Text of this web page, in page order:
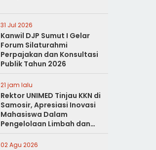
31 Jul 2026
Kanwil DJP Sumut I Gelar
Forum Silaturahmi
Perpajakan dan Konsultasi
Publik Tahun 2026
21 jam lalu
Rektor UNIMED Tinjau KKN di
Samosir, Apresiasi Inovasi
Mahasiswa Dalam
Pengelolaan Limbah dan
Pertanian Ramah Lingkungan
02 Agu 2026